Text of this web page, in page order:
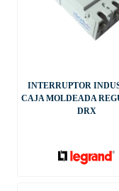
INTERRUPTOR
CAJA MOLDEADA
DRX